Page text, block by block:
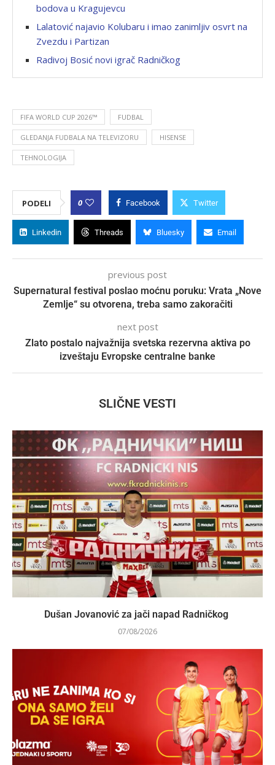
bodova u Kragujevcu
Lalatović najavio Kolubaru i imao zanimljiv osvrt na
Zvezdu i Partizan
Radivoj Bosić novi igrač Radničkog
FIFA WORLD CUP 2026™ FUDBAL
GLEDANJA FUDBALA NA TELEVIZORU HISENSE
TEHNOLOGIJA
PODELI 0 Facebook Twitter
Linkedin Threads Bluesky Email
previous post
Supernatural festival poslao moćnu poruku: Vrata „Nove
Zemlje“ su otvorena, treba samo zakoračiti
next post
Zlato postalo najvažnija svetska rezervna aktiva po
izveštaju Evropske centralne banke
SLIČNE VESTI
Dušan Jovanović za jači napad Radničkog
07/08/2026